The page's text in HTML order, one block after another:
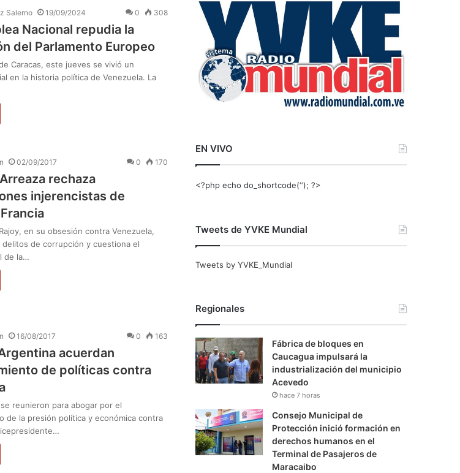
Salerno 19/09/2024 0 308
Nacional repudia la
del Parlamento Europeo
Caracas, este jueves se vivió un
en la historia política de Venezuela. La
02/09/2017 0 170
rechaza
injerencistas de
en su obsesión contra Venezuela,
delitos de corrupción y cuestiona el
de la…
16/08/2017 0 163
acuerdan
de políticas contra
reunieron para abogar por el
de la presión política y económica contra
r
EN VIVO
<?php echo do_shortcode(‘‘); ?>
Tweets de YVKE Mundial
Tweets by YVKE_Mundial
Regionales
Fábrica de bloques en
Caucagua impulsará la
industrialización del municipio
Acevedo
hace 7 horas
Consejo Municipal de
Protección inició formación en
derechos humanos en el
Terminal de Pasajeros de
Maracaibo